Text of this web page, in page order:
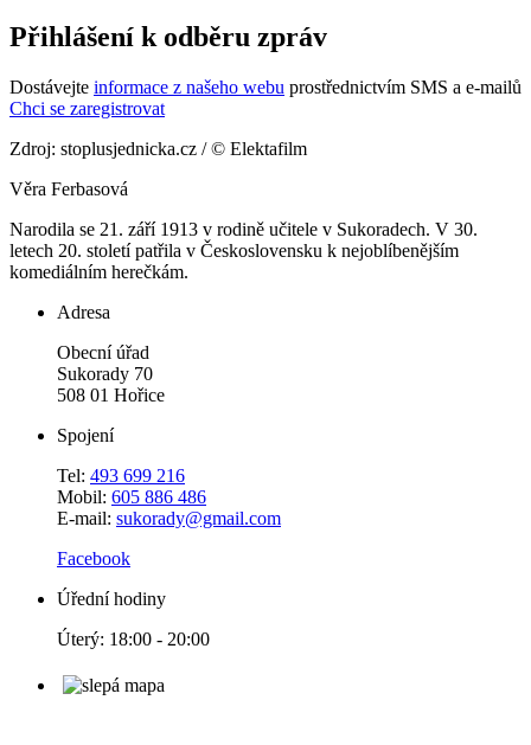
Přihlášení k odběru zpráv
Dostávejte informace z našeho webu prostřednictvím SMS a e-mailů
Chci se zaregistrovat
Zdroj: stoplusjednicka.cz / © Elektafilm
Věra Ferbasová
Narodila se 21. září 1913 v rodině učitele v Sukoradech. V 30.
letech 20. století patřila v Československu k nejoblíbenějším
komediálním herečkám.
Adresa
Obecní úřad
Sukorady 70
508 01 Hořice
Spojení
Tel: 493 699 216
Mobil: 605 886 486
E-mail: sukorady@gmail.com
Facebook
Úřední hodiny
Úterý: 18:00 - 20:00